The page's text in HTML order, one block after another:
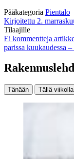
Pääkategoria Pientalo
Kirjoitettu 2.
Tilaajille
Ei kommentteja
parissa kuukaudessa
Tänään Tällä viikolla